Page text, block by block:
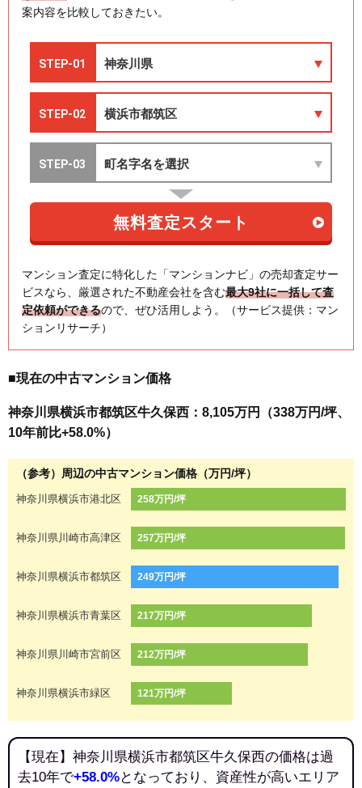
案内容を比較しておきたい。
マンション査定に特化した「マンションナビ」の売却査定サー
ビスなら、厳選された不動産会社を含む最大9社に一括して査
定依頼ができるので、ぜひ活用しよう。（サービス提供：マン
ションリサーチ）
■現在の中古マンション価格
神奈川県横浜市都筑区牛久保西：8,105万円（338万円/坪、
10年前比+58.0%）
（参考）周辺の中古マンション価格（万円/坪）
神奈川県横浜市港北区 258万円/坪
神奈川県川崎市高津区 257万円/坪
神奈川県横浜市都筑区 249万円/坪
神奈川県横浜市青葉区 217万円/坪
神奈川県川崎市宮前区 212万円/坪
神奈川県横浜市緑区 121万円/坪
【現在】神奈川県横浜市都筑区牛久保西の価格は過
去10年で+58.0%となっており、資産性が高いエリア